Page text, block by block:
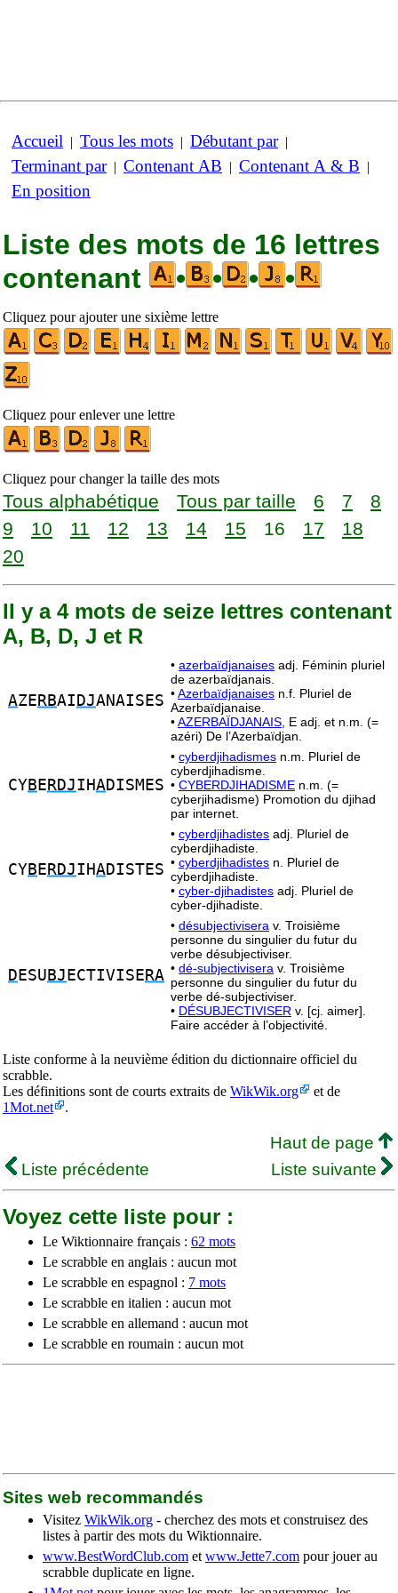
Accueil | Tous les mots | Débutant par|
Terminant par| Contenant AB | Contenant A & B |
En position
Liste des mots de 16 lettres
contenant
• • • •
Cliquez pour ajouter une sixième lettre
Cliquez pour enlever une lettre
Cliquez pour changer la taille des mots
Tous alphabétique Tous par taille 6 7
8
9
10 11 12 13 14 15 16 17
18
20
Il y a 4 mots de seize lettres contenant
A, B, D, J et R
AZE RBAI DJANAISES
• azerbaïdjanaises adj. Féminin pluriel
de azerbaïdjanais.
•Azerbaïdjanaises n.f. Pluriel de
Azerbaïdjanaise.
•AZERBAÏDJANAIS, E adj. et n.m. (=
azéri) De l’Azerbaïdjan.
CYB E RDJIHADISMES
• cyberdjihadismes n.m. Pluriel de
cyberdjihadisme.
• CYBERDJIHADISME n.m. (=
cyberjihadisme) Promotion du djihad
par internet.
CYB E RDJIHADISTES
• cyberdjihadistes adj. Pluriel de
cyberdjihadiste.
• cyberdjihadistes n. Pluriel de
cyberdjihadiste.
• cyber-djihadistes adj. Pluriel de
cyber-djihadiste.
D ESU BJ ECTIVISE RA
• désubjectivisera v. Troisième
personne du singulier du futur du
verbe désubjectiviser.
• dé-subjectivisera v. Troisième
personne du singulier du futur du
verbe dé-subjectiviser.
• DÉSUBJECTIVISER v. [cj. aimer].
Faire accéder à l’objectivité.
Liste conforme à la neuvième édition du dictionnaire officiel du
scrabble.
Les définitions sont de courts extraits de WikWik.org
et de
1Mot.net
.
Haut de page
Liste précédente
Liste suivante
Voyez cette liste pour :
Le Wiktionnaire français : 62 mots
Le scrabble en anglais : aucun mot
Le scrabble en espagnol : 7 mots
Le scrabble en italien : aucun mot
Le scrabble en allemand : aucun mot
Le scrabble en roumain : aucun mot
Sites web recommandés
Visitez WikWik.org - cherchez des mots et construisez des
listes à partir des mots du Wiktionnaire.
www.BestWordClub.com et www.Jette7.com pour jouer au
scrabble duplicate en ligne.